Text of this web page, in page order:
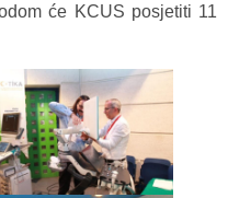
će KCUS posjetiti 11